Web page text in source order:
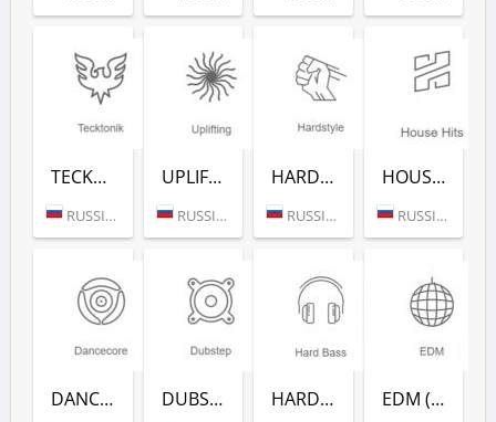
TECKTONIK (РАДИО РЕКОРД)
RUSSIA (MOSCOW)
UPLIFTING (РАДИО РЕКОРД)
RUSSIA (MOSCOW)
HARDSTYLE (РАДИО РЕКОРД)
RUSSIA (MOSCOW)
HOUSE HITS (РАДИО РЕКОРД)
RUSSIA (MOSCOW)
DANCECORE (РАДИО РЕКОРД) DUBSTEP (РАДИО РЕКОРД) HARD BASS (РАДИО РЕКОРД) EDM (РАДИО РЕКОРД)